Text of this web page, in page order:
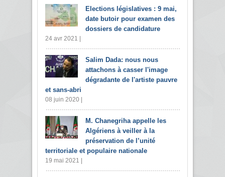
Elections législatives : 9 mai,
date butoir pour examen des
dossiers de candidature
24 avr 2021 |
Salim Dada: nous nous
attachons à casser l'image
dégradante de l'artiste pauvre
et sans-abri
08 juin 2020 |
M. Chanegriha appelle les
Algériens à veiller à la
préservation de l’unité
territoriale et populaire nationale
19 mai 2021 |